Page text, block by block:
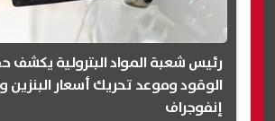
رئيس شعبة المواد البترولية
الوقود وموعد تحريك أسعار البنزين
إنفوجراف